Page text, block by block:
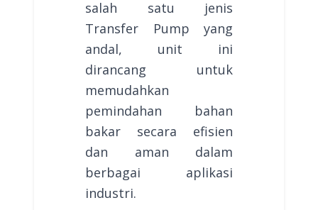
salah satu jenis
Transfer Pump yang
andal, unit ini
dirancang untuk
memudahkan
pemindahan bahan
bakar secara efisien
dan aman dalam
berbagai aplikasi
industri.